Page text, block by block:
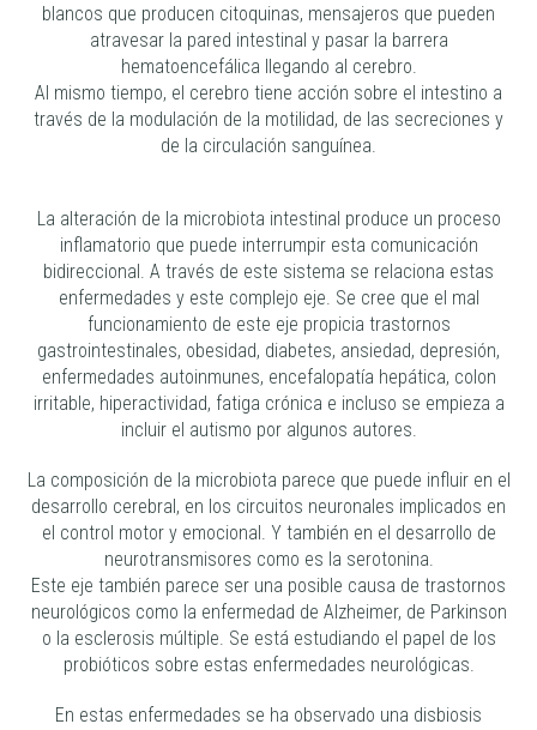
blancos que producen citoquinas, mensajeros que pueden
atravesar la pared intestinal y pasar la barrera
hematoencefálica llegando al cerebro.
Al mismo tiempo, el cerebro tiene acción sobre el intestino a
través de la modulación de la motilidad, de las secreciones y
de la circulación sanguínea.
La alteración de la microbiota intestinal produce un proceso
inflamatorio que puede interrumpir esta comunicación
bidireccional. A través de este sistema se relaciona estas
enfermedades y este complejo eje. Se cree que el mal
funcionamiento de este eje propicia trastornos
gastrointestinales, obesidad, diabetes, ansiedad, depresión,
enfermedades autoinmunes, encefalopatía hepática, colon
irritable, hiperactividad, fatiga crónica e incluso se empieza a
incluir el autismo por algunos autores.
La composición de la microbiota parece que puede influir en el
desarrollo cerebral, en los circuitos neuronales implicados en
el control motor y emocional. Y también en el desarrollo de
neurotransmisores como es la serotonina.
Este eje también parece ser una posible causa de trastornos
neurológicos como la enfermedad de Alzheimer, de Parkinson
o la esclerosis múltiple. Se está estudiando el papel de los
probióticos sobre estas enfermedades neurológicas.
En estas enfermedades se ha observado una disbiosis